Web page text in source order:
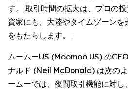
す。 取引時間の拡大は、プロの
資家にも、大陸やタイムゾーン
をもたらします。」
ムームーUS (Moomoo US) の
ナルド (Neil McDonald) は次の
ームーでは、夜間取引機能に対し